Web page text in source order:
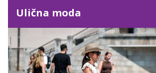
Ulična moda